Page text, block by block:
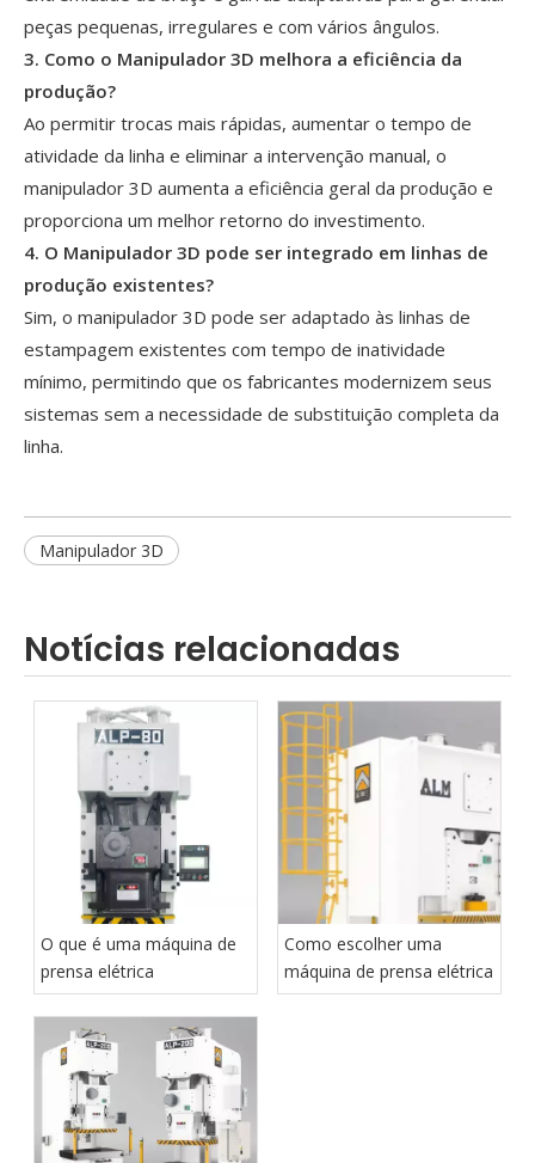
peças pequenas, irregulares e com vários ângulos.
3. Como o Manipulador 3D melhora a eficiência da
produção?
Ao permitir trocas mais rápidas, aumentar o tempo de
atividade da linha e eliminar a intervenção manual, o
manipulador 3D aumenta a eficiência geral da produção e
proporciona um melhor retorno do investimento.
4. O Manipulador 3D pode ser integrado em linhas de
produção existentes?
Sim, o manipulador 3D pode ser adaptado às linhas de
estampagem existentes com tempo de inatividade
mínimo, permitindo que os fabricantes modernizem seus
sistemas sem a necessidade de substituição completa da
linha.
Manipulador 3D
Notícias relacionadas
O que é uma máquina de
prensa elétrica
Como escolher uma
máquina de prensa elétrica